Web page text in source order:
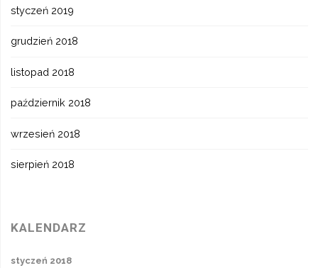
styczeń 2019
grudzień 2018
listopad 2018
październik 2018
wrzesień 2018
sierpień 2018
KALENDARZ
styczeń 2018